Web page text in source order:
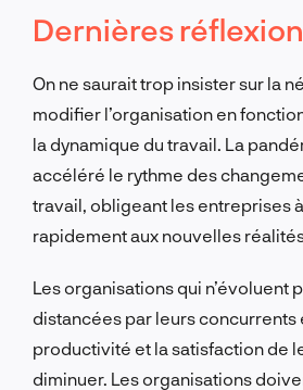
Dernières
On ne saurait trop insister sur la
modifier l’organisation en
la dynamique du travail. La
accéléré le rythme des
travail, obligeant les entreprises
rapidement aux nouvelles
Les organisations qui n’évoluent
distancées par leurs concurrents
productivité et la satisfaction de
diminuer. Les organisations